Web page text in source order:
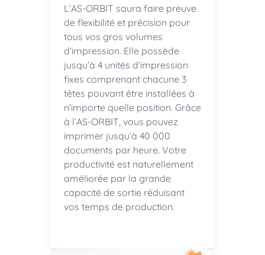
L’AS-ORBIT saura faire preuve
de flexibilité et précision pour
tous vos gros volumes
d’impression. Elle possède
jusqu’à 4 unités d’impression
fixes comprenant chacune 3
têtes pouvant être installées à
n’importe quelle position. Grâce
à l’AS-ORBIT, vous pouvez
imprimer jusqu’à 40 000
documents par heure. Votre
productivité est naturellement
améliorée par la grande
capacité de sortie réduisant
vos temps de production.